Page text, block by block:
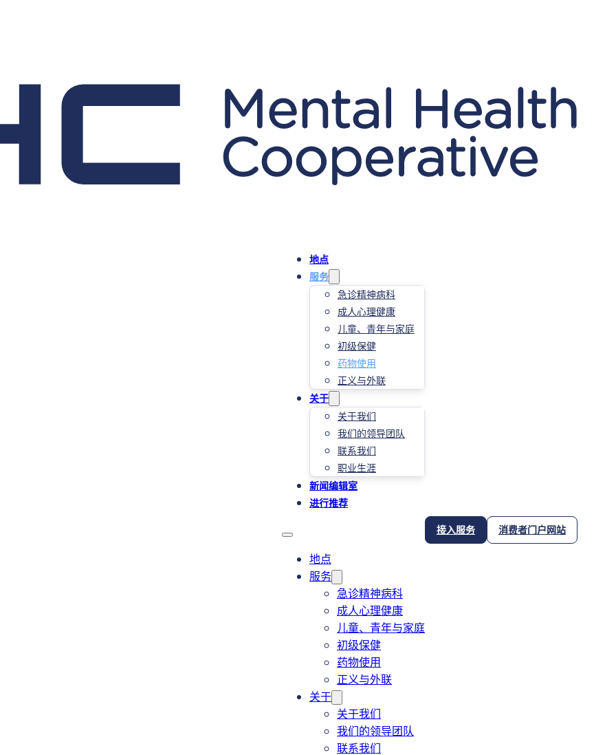
地点
服务
急诊精神病科
成人心理健康
儿童、青年与家庭
初级保健
药物使用
正义与外联
关于
关于我们
我们的领导团队
联系我们
职业生涯
新闻编辑室
进行推荐
地点
服务
急诊精神病科
成人心理健康
儿童、青年与家庭
初级保健
药物使用
正义与外联
关于
关于我们
我们的领导团队
联系我们
接入服务 消费者门户网站